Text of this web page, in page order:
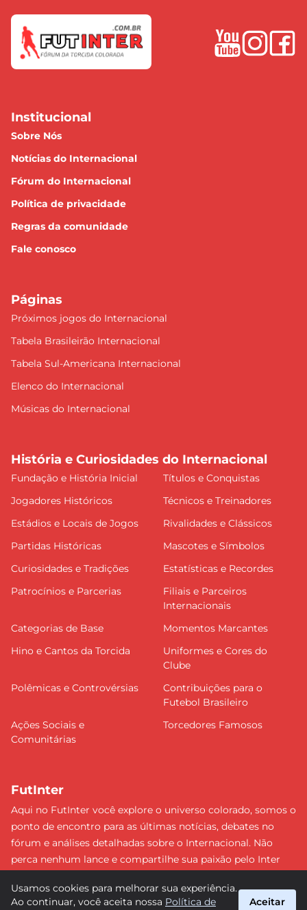
Institucional
Sobre Nós
Notícias do Internacional
Fórum do Internacional
Política de privacidade
Regras da comunidade
Fale conosco
Páginas
Próximos jogos do Internacional
Tabela Brasileirão Internacional
Tabela Sul-Americana Internacional
Elenco do Internacional
Músicas do Internacional
História e Curiosidades do Internacional
Fundação e História Inicial
Títulos e Conquistas
Jogadores Históricos
Técnicos e Treinadores
Estádios e Locais de Jogos
Rivalidades e Clássicos
Partidas Históricas
Mascotes e Símbolos
Curiosidades e Tradições
Estatísticas e Recordes
Patrocínios e Parcerias
Filiais e Parceiros
Internacionais
Categorias de Base
Momentos Marcantes
Hino e Cantos da Torcida
Uniformes e Cores do
Clube
Polêmicas e Controvérsias
Contribuições para o
Futebol Brasileiro
Ações Sociais e
Comunitárias
Torcedores Famosos
FutInter
Aqui no FutInter você explore o universo colorado, somos o
ponto de encontro para as últimas notícias, debates no
fórum e análises detalhadas sobre o Internacional. Não
perca nenhum lance e compartilhe sua paixão pelo Inter
parte dessa jornada emocionante rumo às vitórias!
Usamos cookies para melhorar sua experiência.
Ao continuar, você aceita nossa Política de
Aceitar